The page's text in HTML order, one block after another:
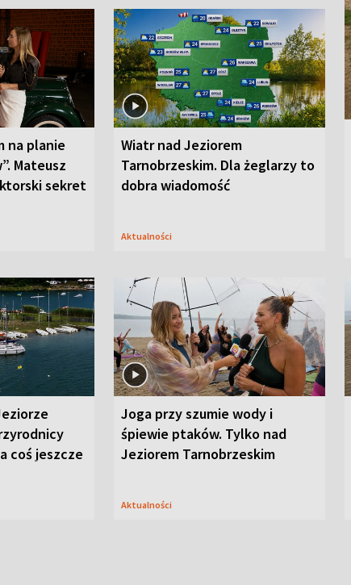
na planie
Mateusz
sekret
Wiatr nad Jeziorem
Tarnobrzeskim. Dla żeglarzy to
dobra wiadomość
Aktualności
coś jeszcze
Joga przy szumie wody i
śpiewie ptaków. Tylko nad
Jeziorem Tarnobrzeskim
Aktualności